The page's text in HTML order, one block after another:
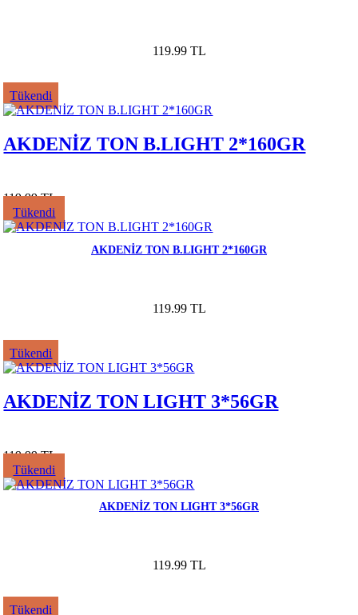
119.99 TL
Tükendi
AKDENİZ TON B.LIGHT 2*160GR
119.99 TL
Tükendi
AKDENİZ TON B.LIGHT 2*160GR
119.99 TL
Tükendi
AKDENİZ TON LIGHT 3*56GR
119.99 TL
Tükendi
AKDENİZ TON LIGHT 3*56GR
119.99 TL
Tükendi